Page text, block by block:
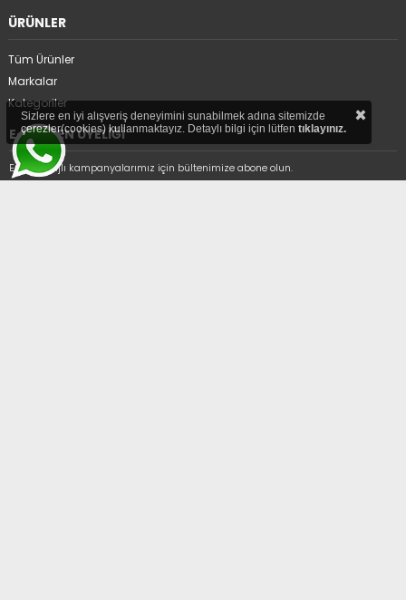
ÜRÜNLER
Tüm Ürünler
Markalar
Kategoriler
E-BÜLTEN ÜYELİĞİ
En avantajlı kampanyalarımız için bültenimize abone olun.
Sizlere en iyi alışveriş deneyimini sunabilmek adına sitemizde
çerezler(cookies) kullanmaktayız. Detaylı bilgi için lütfen tıklayınız. ×